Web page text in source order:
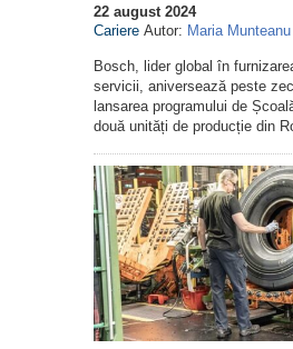
22 august 2024
Cariere Autor: Maria Munteanu
Bosch, lider global în
servicii, aniversează peste
lansarea programului de
două unități de producție din